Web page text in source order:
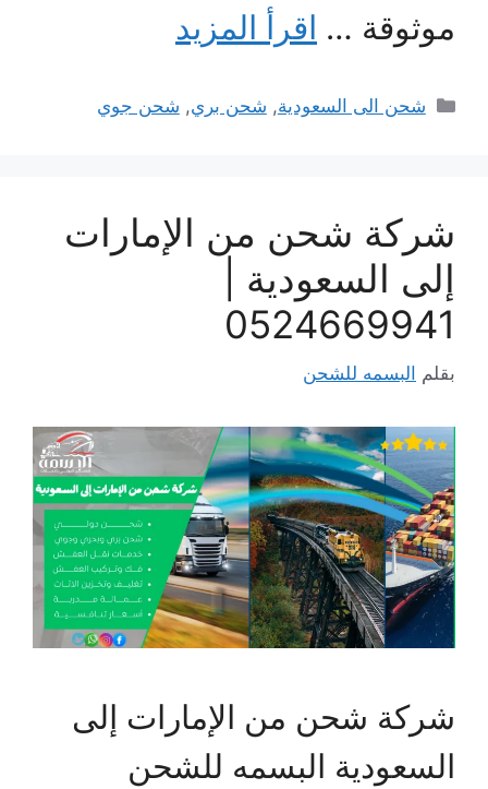
موثوقة … اقرأ المزيد
التصنيفات
شحن الى السعودية, شحن بري, شحن جوي
شركة شحن من الإمارات
إلى السعودية |
0524669941
بقلم البسمه للشحن
شركة شحن من الإمارات إلى
السعودية البسمه للشحن